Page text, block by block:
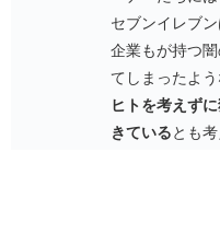
セブンイレブ
企業もが持つ
てしまったよう
ヒトを考えず
きているとも考